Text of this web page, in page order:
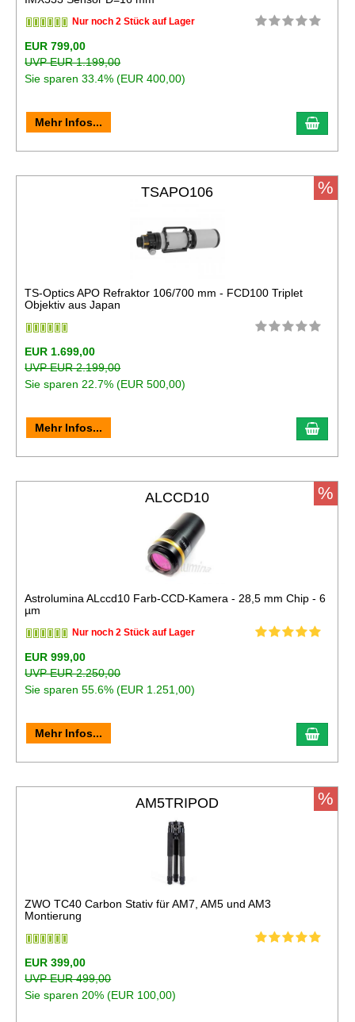
Nur noch 2 Stück auf Lager
EUR 799,00
UVP EUR 1.199,00
Sie sparen 33.4% (EUR 400,00)
Mehr Infos... In
TSAPO106
TS-Optics APO Refraktor 106/700 mm - FCD100 Triplet
Objektiv aus Japan
EUR 1.699,00
UVP EUR 2.199,00
Sie sparen 22.7% (EUR 500,00)
Mehr Infos... In
%
ALCCD10
Astrolumina ALccd10 Farb-CCD-Kamera - 28,5 mm Chip - 6
µm
Nur noch 2 Stück auf Lager
EUR 999,00
UVP EUR 2.250,00
Sie sparen 55.6% (EUR 1.251,00)
Mehr Infos... In
%
AM5TRIPOD
ZWO TC40 Carbon Stativ für AM7, AM5 und AM3
Montierung
EUR 399,00
UVP EUR 499,00
Sie sparen 20% (EUR 100,00)
%